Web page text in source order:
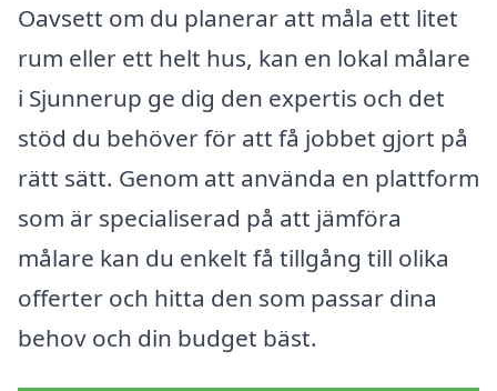
Oavsett om du planerar att måla ett litet
rum eller ett helt hus, kan en lokal målare
i Sjunnerup ge dig den expertis och det
stöd du behöver för att få jobbet gjort på
rätt sätt. Genom att använda en plattform
som är specialiserad på att jämföra
målare kan du enkelt få tillgång till olika
offerter och hitta den som passar dina
behov och din budget bäst.